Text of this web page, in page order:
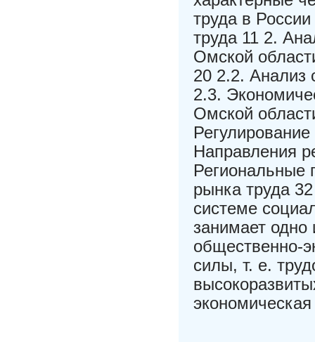
труда в
труда 11 2.
Омской
20 2.2. Анализ
2.3.
Омской
Направления
Региональные
рынка труда
системе
занимает одно
общественно-
силы, т. е.